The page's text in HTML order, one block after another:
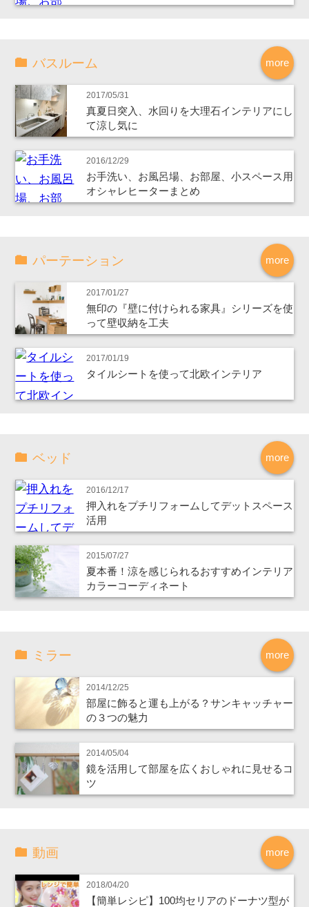
more
バスルーム
2017/05/31
真夏日突入、水回りを大理石インテリアにし
て涼し気に
2016/12/29
お手洗い、お風呂場、お部屋、小スペース用
オシャレヒーターまとめ
more
パーテーション
2017/01/27
無印の『壁に付けられる家具』シリーズを使
って壁収納を工夫
2017/01/19
タイルシートを使って北欧インテリア
more
ベッド
2016/12/17
押入れをプチリフォームしてデットスペース
活用
2015/07/27
夏本番！涼を感じられるおすすめインテリア
カラーコーディネート
more
ミラー
2014/12/25
部屋に飾ると運も上がる？サンキャッチャー
の３つの魅力
2014/05/04
鏡を活用して部屋を広くおしゃれに見せるコ
ツ
more
動画
2018/04/20
【簡単レシピ】100均セリアのドーナツ型が